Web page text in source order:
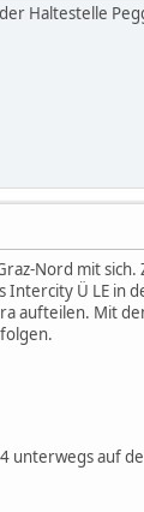
Haltestelle
Nord mit
Ü LE
aufteilen. Mit
unterwegs auf